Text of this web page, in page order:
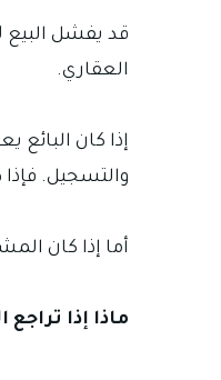
قد يفشل البيع
العقاري.
إذا كان
والتسجيل.
أما إذا كان
ماذا إذا